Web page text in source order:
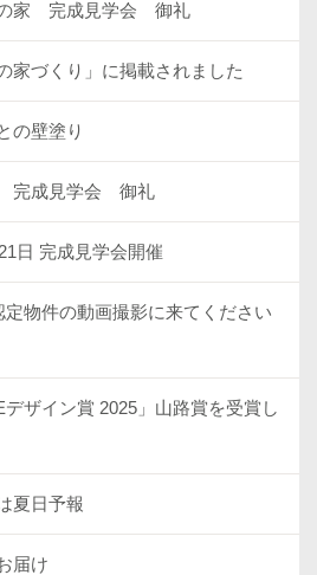
家 完成見学会 御礼
家づくり」に掲載されました
の壁塗り
完成見学会 御礼
日 完成見学会開催
定物件の動画撮影に来てください
デザイン賞 2025」山路賞を受賞し
夏日予報
届け